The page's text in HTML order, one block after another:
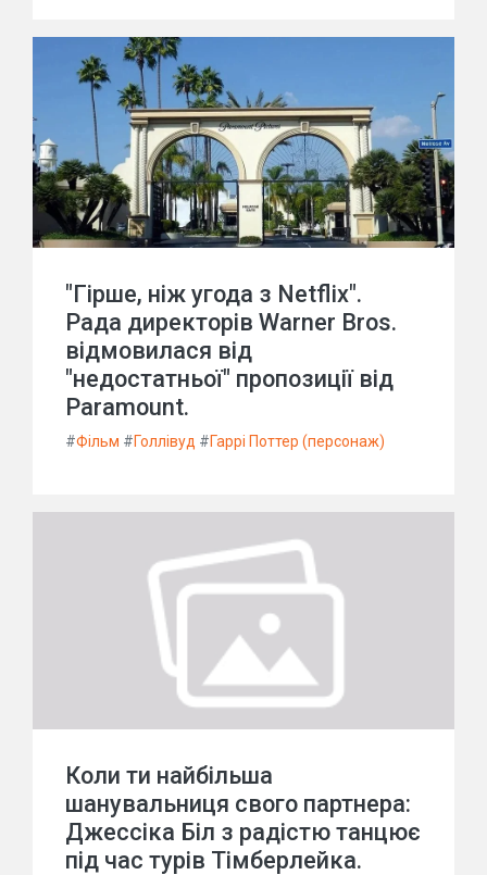
"Гірше, ніж угода з Netflix".
Рада директорів Warner Bros.
відмовилася від
"недостатньої" пропозиції від
Paramount.
#Фільм #Голлівуд #Гаррі Поттер (персонаж)
Коли ти найбільша
шанувальниця свого партнера:
Джессіка Біл з радістю танцює
під час турів Тімберлейка.